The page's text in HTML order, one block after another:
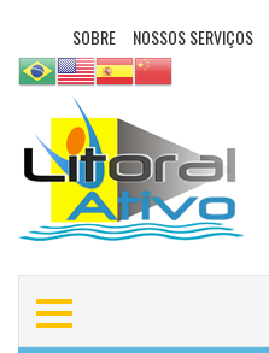
SOBRE NOSSOS SERVIÇOS